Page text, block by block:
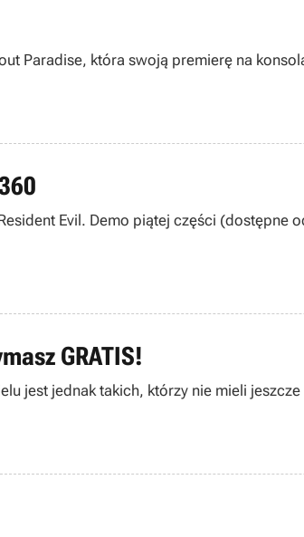
Paradise, która swoją premierę na
Evil. Demo piątej części (dostępne
GRATIS!
jest jednak takich, którzy nie mieli